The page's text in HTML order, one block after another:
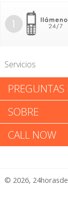
Servicios
Houtan Afsah
Houtan
tu
1 – No
PREGUNTAS
SOBRE
CALL NOW
© 2026,